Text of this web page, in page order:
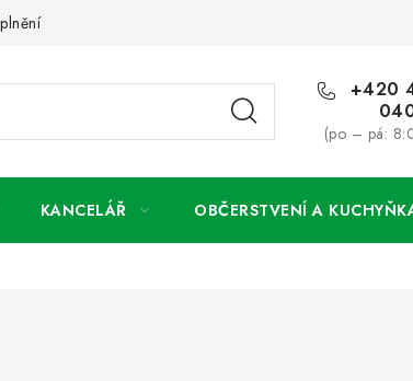
+420
(po – pá:
KANCELÁŘ OBČERSTVENÍ A